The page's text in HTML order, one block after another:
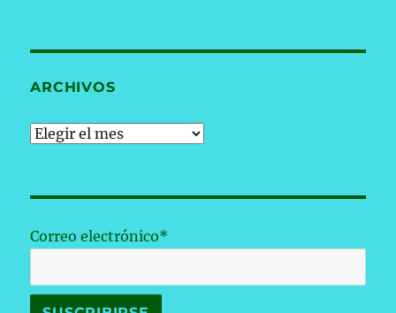
ARCHIVOS
Archivos
Correo electrónico*